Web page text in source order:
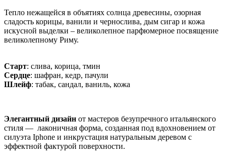
Тепло нежащейся в объятиях солнца древесины, озорная
сладость корицы, ванили и чернослива, дым сигар и кожа
искусной выделки – великолепное парфюмерное посвящение
великолепному Риму.
Старт: слива, корица, тмин
Сердце: шафран, кедр, пачули
Шлейф: табак, сандал, ваниль, кожа
Элегантный дизайн от мастеров безупречного итальянского
стиля — лаконичная форма, созданная под вдохновением от
силуэта Iphone и инкрустация натуральным деревом с
эффектной фактурой поверхности.